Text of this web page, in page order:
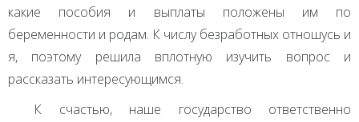
какие пособия и выплаты положены им по
беременности и родам. К числу безработных отношусь и
я, поэтому решила вплотную изучить вопрос и
рассказать интересующимся.
К счастью, наше государство ответственно